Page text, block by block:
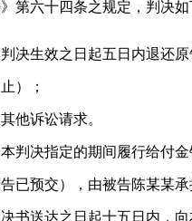
第六十四条之规定，判决如
决生效之日起五日内退还
）；
他诉讼请求。
本判决指定的期间履行给付
已预交），由被告陈某某承
书送达之日起十五日内，